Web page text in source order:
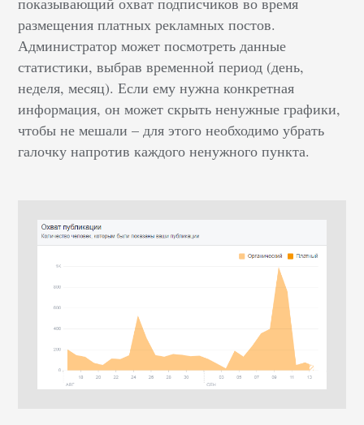
размещения платных рекламных постов.
Администратор может посмотреть данные
статистики, выбрав временной период (день,
неделя, месяц). Если ему нужна конкретная
информация, он может скрыть ненужные графики,
чтобы не мешали – для этого необходимо убрать
галочку напротив каждого ненужного пункта.